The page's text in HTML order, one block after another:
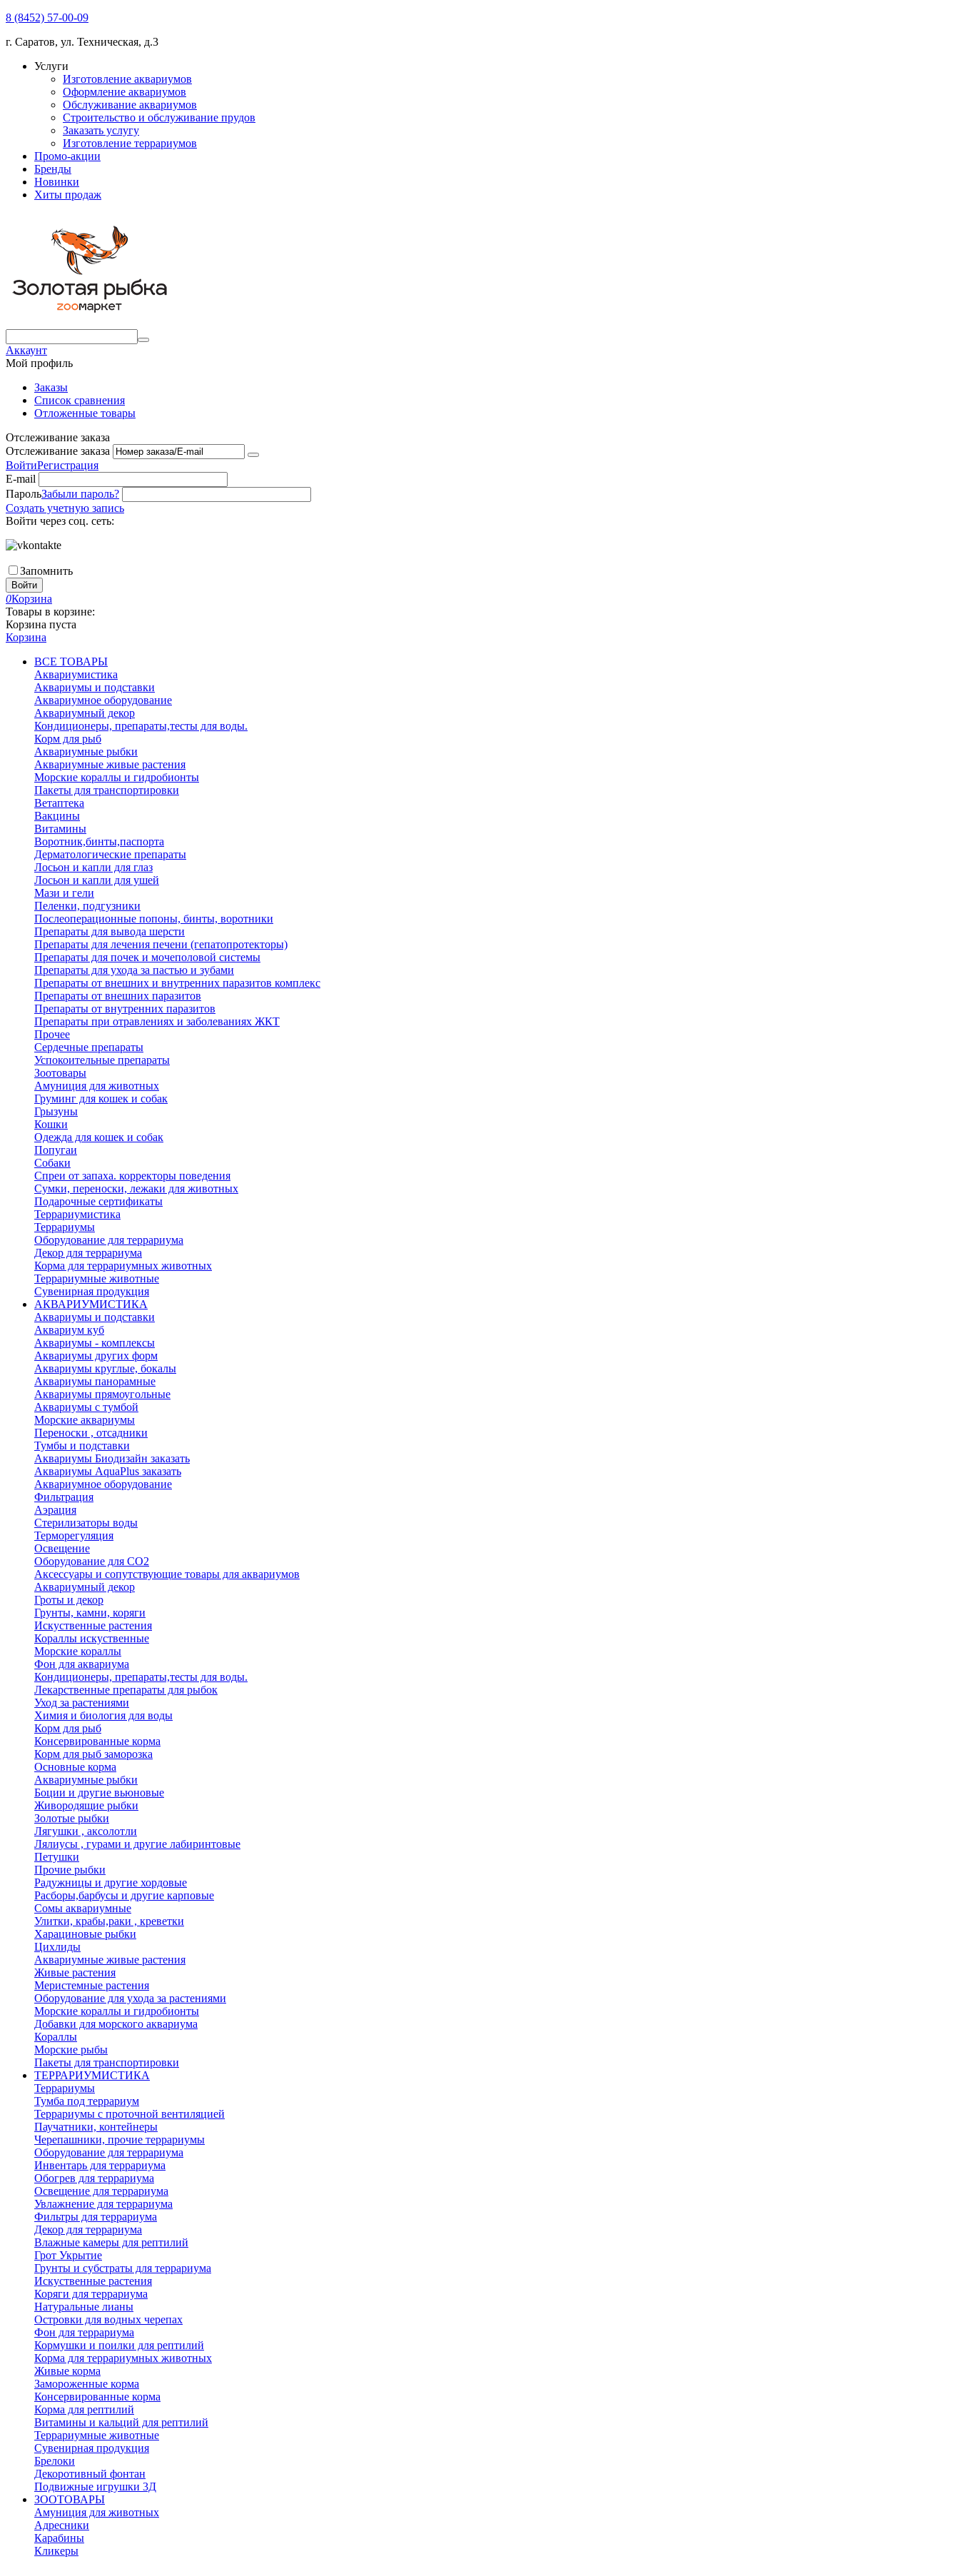
8 (8452) 57-00-09
г. Саратов, ул. Техническая, д.3
Услуги
Изготовление аквариумов
Оформление аквариумов
Обслуживание аквариумов
Строительство и обслуживание прудов
Заказать услугу
Изготовление террариумов
Промо-акции
Бренды
Новинки
Хиты продаж
Аккаунт
Мой профиль
Заказы
Список сравнения
Отложенные товары
Отслеживание заказа
Отслеживание заказа
ВойтиРегистрация
E-mail
ПарольЗабыли пароль?
Создать учетную запись
Войти через соц. сеть:
Запомнить
Войти
0Корзина
Товары в корзине:
Корзина пуста
Корзина
ВСЕ ТОВАРЫ
Аквариумистика
Аквариумы и подставки
Аквариумное оборудование
Аквариумный декор
Кондиционеры, препараты,тесты для воды.
Корм для рыб
Аквариумные рыбки
Аквариумные живые растения
Морские кораллы и гидробионты
Пакеты для транспортировки
Ветаптека
Вакцины
Витамины
Воротник,бинты,паспорта
Дерматологические препараты
Лосьон и капли для глаз
Лосьон и капли для ушей
Мази и гели
Пеленки, подгузники
Послеоперационные попоны, бинты, воротники
Препараты для вывода шерсти
Препараты для лечения печени (гепатопротекторы)
Препараты для почек и мочеполовой системы
Препараты для ухода за пастью и зубами
Препараты от внешних и внутренних паразитов комплекс
Препараты от внешних паразитов
Препараты от внутренних паразитов
Препараты при отравлениях и заболеваниях ЖКТ
Прочее
Сердечные препараты
Успокоительные препараты
Зоотовары
Амуниция для животных
Груминг для кошек и собак
Грызуны
Кошки
Одежда для кошек и собак
Попугаи
Собаки
Спреи от запаха. корректоры поведения
Сумки, переноски, лежаки для животных
Подарочные сертификаты
Террариумистика
Террариумы
Оборудование для террариума
Декор для террариума
Корма для террариумных животных
Террариумные животные
Сувенирная продукция
АКВАРИУМИСТИКА
Аквариумы и подставки
Аквариум куб
Аквариумы - комплексы
Аквариумы других форм
Аквариумы круглые, бокалы
Аквариумы панорамные
Аквариумы прямоугольные
Аквариумы с тумбой
Морские аквариумы
Переноски , отсадники
Тумбы и подставки
Аквариумы Биодизайн заказать
Аквариумы AquaPlus заказать
Аквариумное оборудование
Фильтрация
Аэрация
Стерилизаторы воды
Терморегуляция
Освещение
Оборудование для CO2
Аксессуары и сопутствующие товары для аквариумов
Аквариумный декор
Гроты и декор
Грунты, камни, коряги
Искуственные растения
Кораллы искуственные
Морские кораллы
Фон для аквариума
Кондиционеры, препараты,тесты для воды.
Лекарственные препараты для рыбок
Уход за растениями
Химия и биология для воды
Корм для рыб
Консервированные корма
Корм для рыб заморозка
Основные корма
Аквариумные рыбки
Боции и другие вьюновые
Живородящие рыбки
Золотые рыбки
Лягушки , аксолотли
Лялиусы , гурами и другие лабиринтовые
Петушки
Прочие рыбки
Радужницы и другие хордовые
Расборы,барбусы и другие карповые
Сомы аквариумные
Улитки, крабы,раки , креветки
Харациновые рыбки
Цихлиды
Аквариумные живые растения
Живые растения
Меристемные растения
Оборудование для ухода за растениями
Морские кораллы и гидробионты
Добавки для морского аквариума
Кораллы
Морские рыбы
Пакеты для транспортировки
ТЕРРАРИУМИСТИКА
Террариумы
Тумба под террариум
Террариумы с проточной вентиляцией
Паучатники, контейнеры
Черепашники, прочие террариумы
Оборудование для террариума
Инвентарь для террариума
Обогрев для террариума
Освещение для террариума
Увлажнение для террариума
Фильтры для террариума
Декор для террариума
Влажные камеры для рептилий
Грот Укрытие
Грунты и субстраты для террариума
Искуственные растения
Коряги для террариума
Натуральные лианы
Островки для водных черепах
Фон для террариума
Кормушки и поилки для рептилий
Корма для террариумных животных
Живые корма
Замороженные корма
Консервированные корма
Корма для рептилий
Витамины и кальций для рептилий
Террариумные животные
Сувенирная продукция
Брелоки
Декоротивный фонтан
Подвижные игрушки 3Д
ЗООТОВАРЫ
Амуниция для животных
Адресники
Карабины
Кликеры